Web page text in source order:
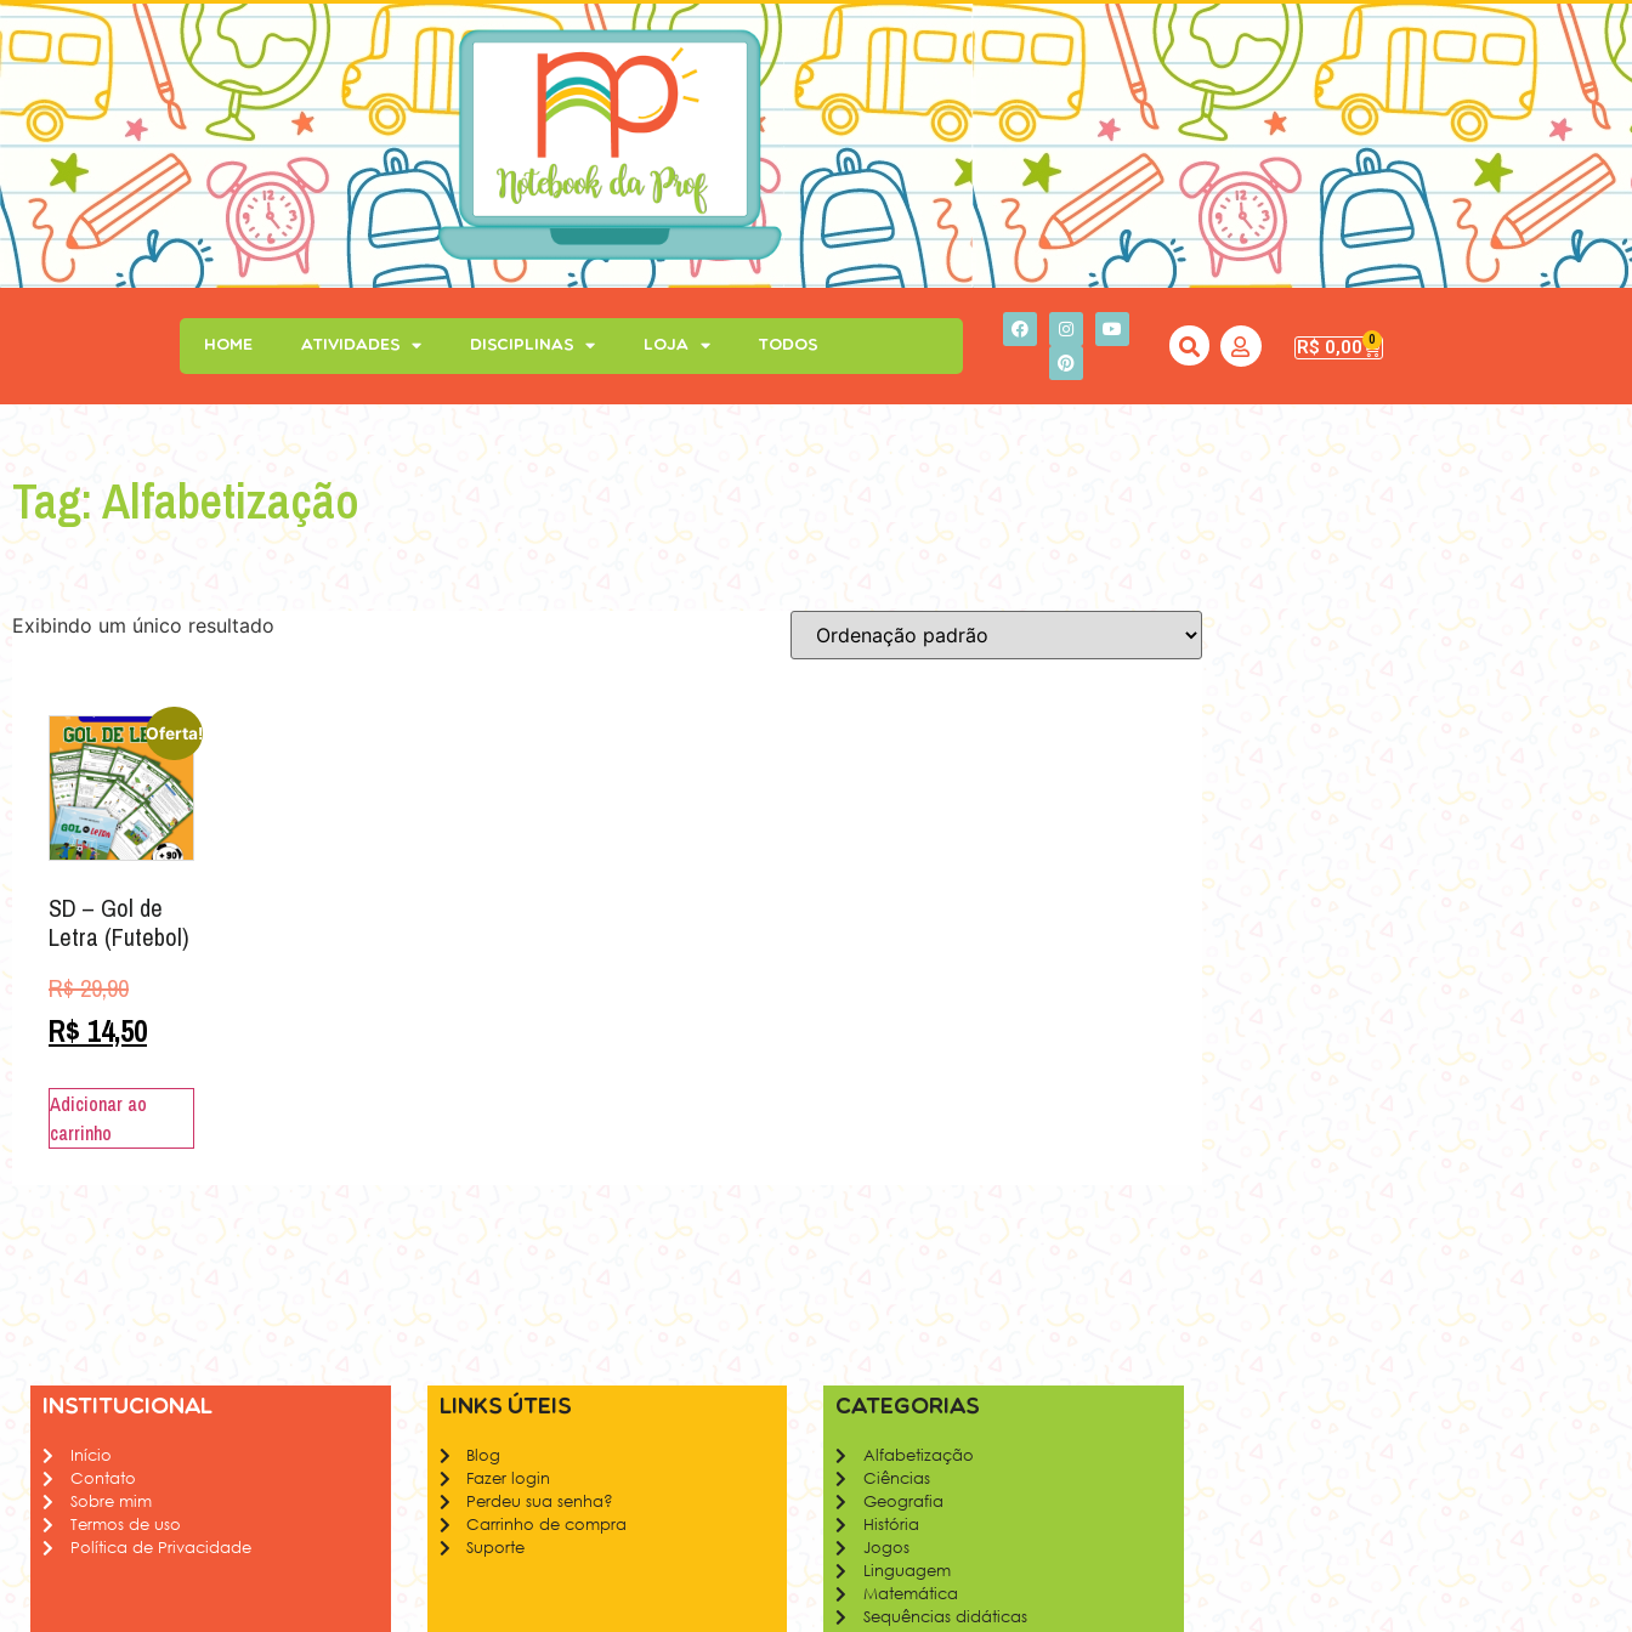
Home Atividades Disciplinas Loja Todos R$ 0,00 0
Tag: Alfabetização
Exibindo um único resultado
Oferta!
SD – Gol de
Letra (Futebol)
R$29,90
R$ 14,50
Adicionar ao
carrinho
Institucional
Início
Contato
Sobre mim
Termos de uso
Política de Privacidade
Links úteis
Blog
Fazer login
Perdeu sua senha?
Carrinho de compra
Suporte
Categorias
Alfabetização
Ciências
Geografia
História
Jogos
Linguagem
Matemática
Sequências didáticas